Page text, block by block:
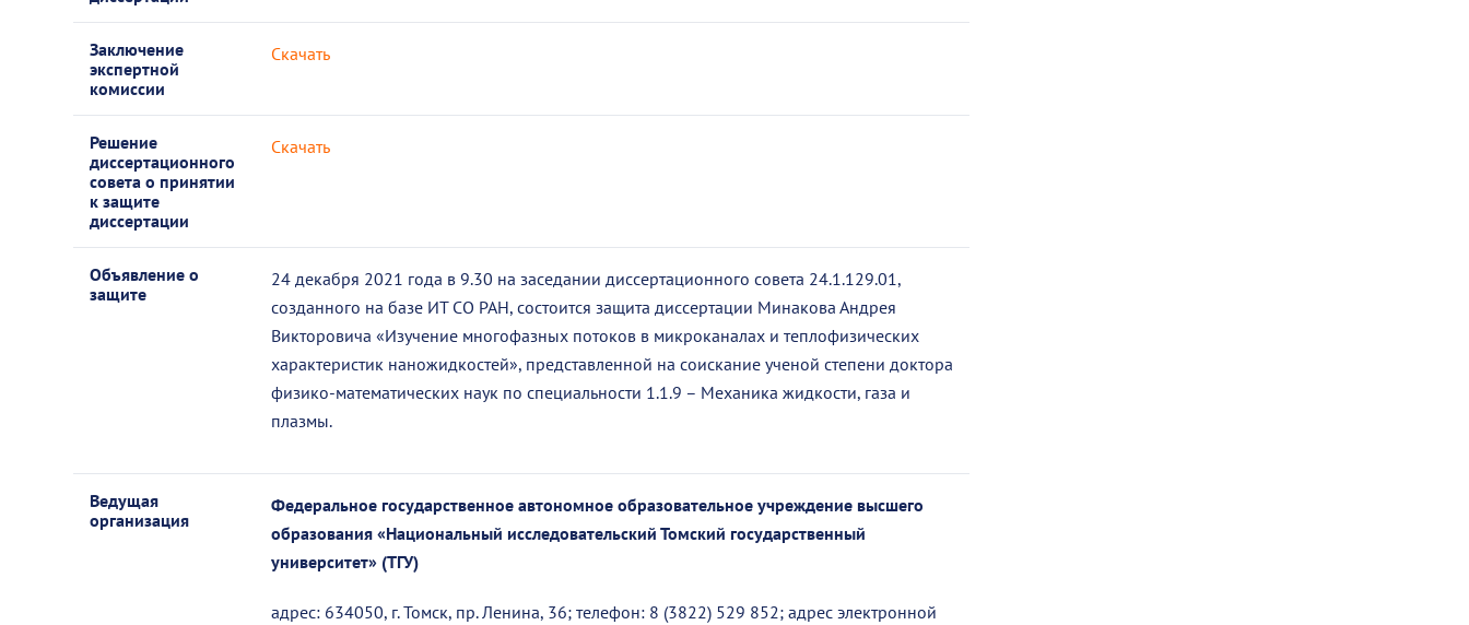
Заключение
экспертной
комиссии
Скачать
Решение
диссертационного
совета о принятии
к защите
диссертации
Скачать
Объявление о
защите
24 декабря 2021 года в 9.30 на заседании диссертационного совета 24.1.129.01,
созданного на базе ИТ СО РАН, состоится защита диссертации Минакова Андрея
Викторовича «Изучение многофазных потоков в микроканалах и теплофизических
характеристик наножидкостей», представленной на соискание ученой степени доктора
физико-математических наук по специальности 1.1.9 – Механика жидкости, газа и
плазмы.
Ведущая
организация
Федеральное государственное автономное образовательное учреждение высшего
образования «Национальный исследовательский Томский государственный
университет» (ТГУ)
адрес: 634050, г. Томск, пр. Ленина, 36; телефон: 8 (3822) 529 852; адрес электронной